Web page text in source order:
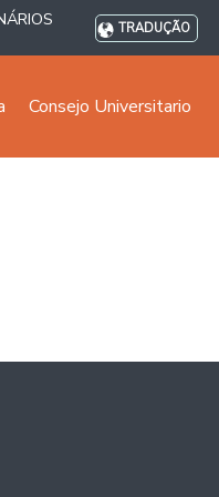
TRADUÇÃO
Consejo Universitario